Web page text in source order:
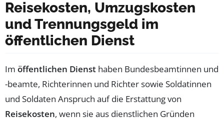
Reisekosten, Umzugskosten
und Trennungsgeld im
öffentlichen Dienst
Im öffentlichen Dienst haben Bundesbeamtinnen und
-beamte, Richterinnen und Richter sowie Soldatinnen
und Soldaten Anspruch auf die Erstattung von
Reisekosten, wenn sie aus dienstlichen Gründen